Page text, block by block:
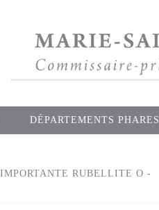
DÉPARTEMENTS PHARES
RUBELLITE O -